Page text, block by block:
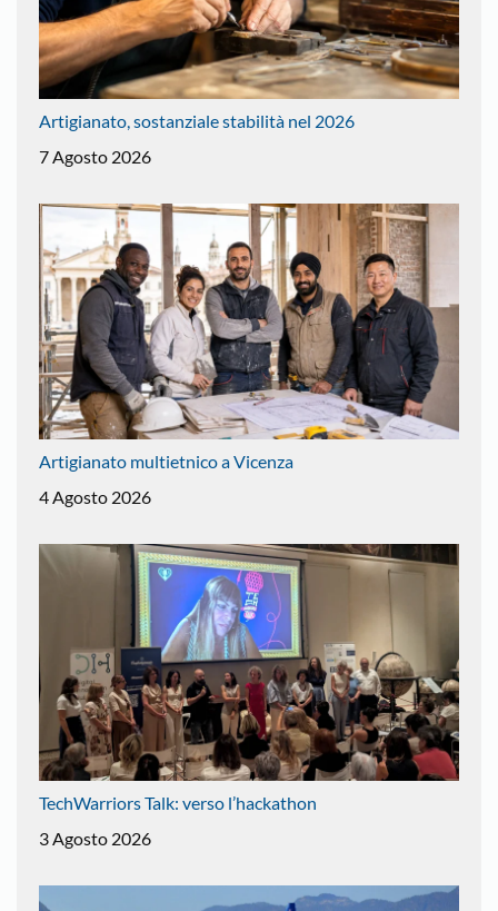
Artigianato, sostanziale stabilità nel 2026
7 Agosto 2026
Artigianato multietnico a Vicenza
4 Agosto 2026
TechWarriors Talk: verso l’hackathon
3 Agosto 2026